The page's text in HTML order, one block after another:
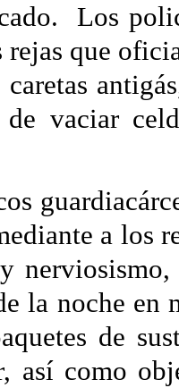
Los
rejas que
caretas
vaciar
a los
la noche en
de
así como